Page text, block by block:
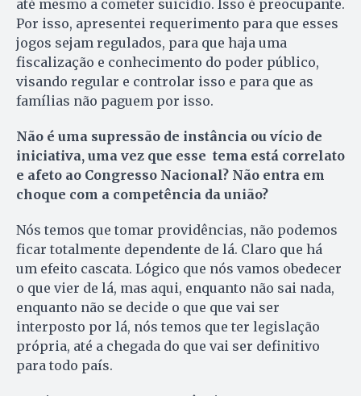
até mesmo a cometer suicídio. Isso é preocupante.
Por isso, apresentei requerimento para que esses
jogos sejam regulados, para que haja uma
fiscalização e conhecimento do poder público,
visando regular e controlar isso e para que as
famílias não paguem por isso.
Não é uma supressão de instância ou vício de
iniciativa, uma vez que esse tema está correlato
e afeto ao Congresso Nacional? Não entra em
choque com a competência da união?
Nós temos que tomar providências, não podemos
ficar totalmente dependente de lá. Claro que há
um efeito cascata. Lógico que nós vamos obedecer
o que vier de lá, mas aqui, enquanto não sai nada,
enquanto não se decide o que que vai ser
interposto por lá, nós temos que ter legislação
própria, até a chegada do que vai ser definitivo
para todo país.